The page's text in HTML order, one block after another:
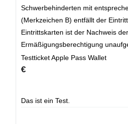
Schwerbehinderten mit
(Merkzeichen B) entfällt der
Eintrittskarten ist der Nachweis der
Ermäßigungsberechtigung
Testticket Apple Pass Wallet
€
Das ist ein Test.